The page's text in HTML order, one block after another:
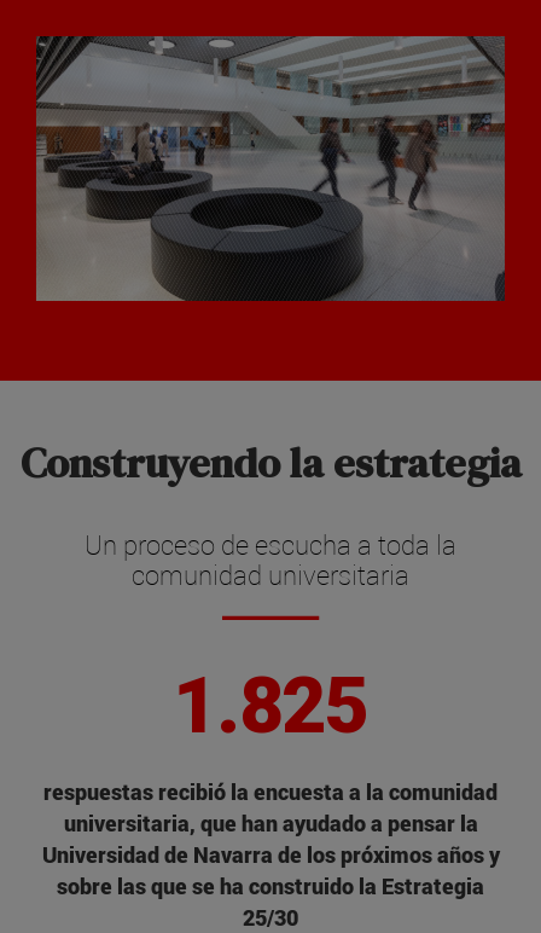
Construyendo la estrategia
Un proceso de escucha a toda la
comunidad universitaria
1.825
respuestas recibió la encuesta a la comunidad
universitaria, que han ayudado a pensar la
Universidad de Navarra de los próximos años y
sobre las que se ha construido la Estrategia
25/30